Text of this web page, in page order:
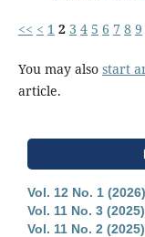
<< < 1 2 3 4 5 6 7 8 9
You may also start
article.
Vol. 12 No. 1
Vol. 11 No. 3
Vol. 11 No. 2